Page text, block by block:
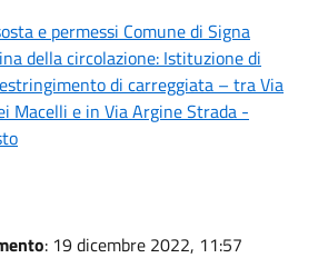
e permessi Comune di Signa
della circolazione: Istituzione di
di carreggiata – tra Via
Macelli e in Via Argine Strada -
: 19 dicembre 2022, 11:57